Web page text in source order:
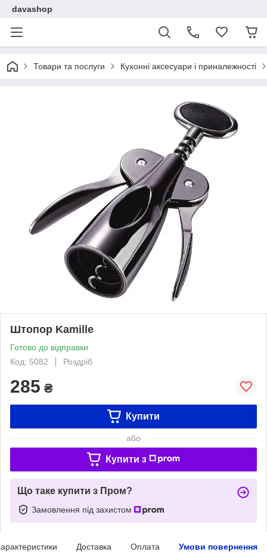
davashop
Товари та послуги Кухонні аксесуари і приналежності
Штопор Kamille
Готово до відправки
Код: 5082
Роздріб
285 ₴
Купити
або
Купити з
Що таке купити з Пром?
Замовлення під захистом
Доставка Оплата Умови повернення